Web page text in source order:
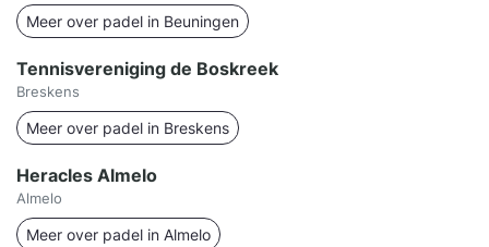
Meer over padel in Beuningen
Tennisvereniging de Boskreek
Breskens
Meer over padel in Breskens
Heracles Almelo
Almelo
Meer over padel in Almelo